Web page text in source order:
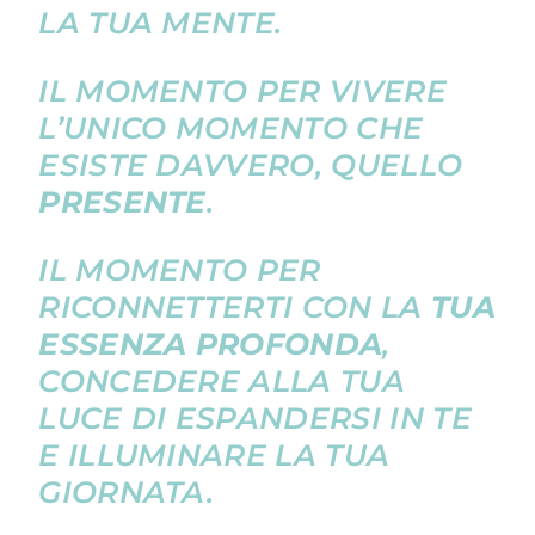
LA TUA MENTE.
IL MOMENTO PER VIVERE
L’UNICO MOMENTO CHE
ESISTE DAVVERO, QUELLO
PRESENTE.
IL MOMENTO PER
RICONNETTERTI CON LA TUA
ESSENZA PROFONDA,
CONCEDERE ALLA TUA
LUCE DI ESPANDERSI IN TE
E ILLUMINARE LA TUA
GIORNATA.